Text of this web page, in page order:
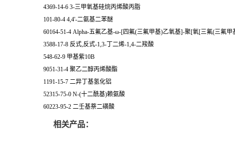
4369-14-6 3-三甲氧基硅烷丙烯酸丙脂
101-80-4 4,4'-二氨基二苯醚
60164-51-4 Alpha-五氟乙基-ω-[四氟(三氟甲基)乙氧基]-聚[氧[三氟(三氟甲
3588-17-8 反式,反式-1,3-丁二烯-1,4-二羧酸
548-62-9 甲基紫10B
9051-31-4 聚乙二醇丙烯酸酯
1191-15-7 二异丁基氢化铝
52315-75-0 N-(十二酰基)赖氨酸
60223-95-2 二壬基萘二磺酸
相关产品：